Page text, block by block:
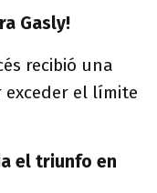
Gasly!
recibió una
exceder el límite
el triunfo en